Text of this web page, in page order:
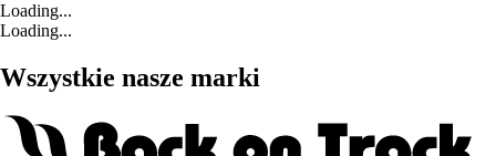
Loading...
Loading...
Wszystkie nasze marki